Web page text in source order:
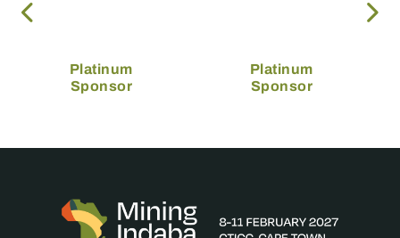
Platinum
Sponsor
Platinum
Sponsor